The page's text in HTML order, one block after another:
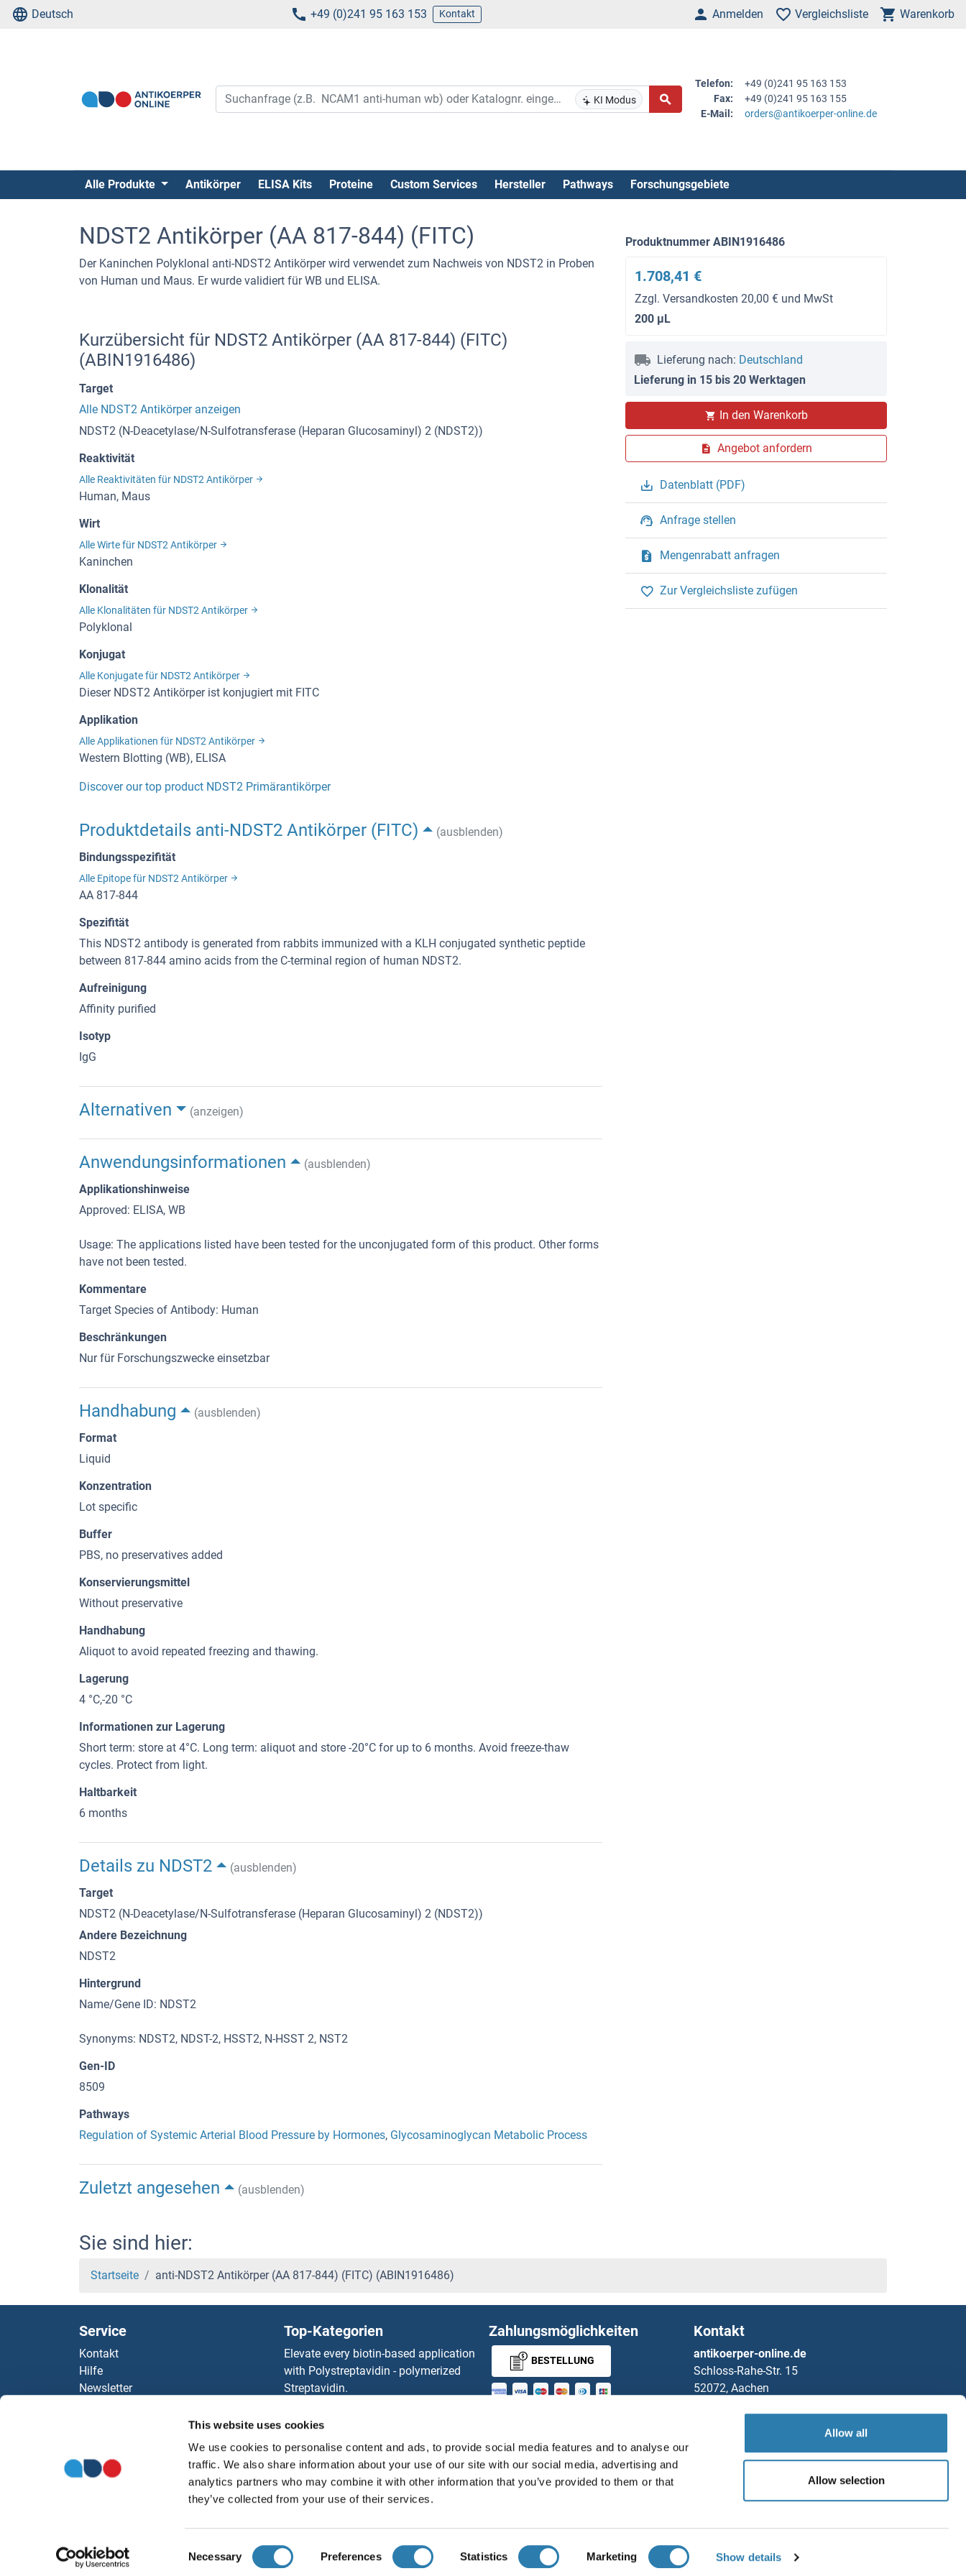
This website uses cookies
We use cookies to personalise content and ads, to provide social media features and to analyse our
traffic. We also share information about your use of our site with our social media, advertising and
analytics partners who may combine it with other information that you’ve provided to them or that
they’ve collected from your use of their services.
Selection
Necessary Preferences Statistics Marketing Show details
Allow all
Allow selection
Deutsch +49 (0)241 95 163 153 Kontakt Anmelden Vergleichsliste Warenkorb
KI Modus
Telefon:
+49 (0)241 95 163 153
Fax:
+49 (0)241 95 163 155
E-Mail:
orders@antikoerper-online.de
Alle Produkte Antikörper ELISA Kits Proteine Custom Services Hersteller Pathways Forschungsgebiete
NDST2 Antikörper (AA 817-844) (FITC)
Der Kaninchen Polyklonal anti-NDST2 Antikörper wird verwendet zum Nachweis von NDST2 in Proben
von Human und Maus. Er wurde validiert für WB und ELISA.
Produktnummer ABIN1916486
1.708,41 €
Zzgl. Versandkosten 20,00 € und MwSt
200 μL
Lieferung nach: Deutschland
Lieferung in 15 bis 20 Werktagen
In den Warenkorb
Angebot anfordern
Datenblatt (PDF)
Anfrage stellen
Mengenrabatt anfragen
Zur Vergleichsliste zufügen
Kurzübersicht für NDST2 Antikörper (AA 817-844) (FITC)
(ABIN1916486)
Target
Alle NDST2 Antikörper anzeigen
NDST2 (N-Deacetylase/N-Sulfotransferase (Heparan Glucosaminyl) 2 (NDST2))
Reaktivität
Alle Reaktivitäten für NDST2 Antikörper
Human, Maus
Wirt
Alle Wirte für NDST2 Antikörper
Kaninchen
Klonalität
Alle Klonalitäten für NDST2 Antikörper
Polyklonal
Konjugat
Alle Konjugate für NDST2 Antikörper
Dieser NDST2 Antikörper ist konjugiert mit FITC
Applikation
Alle Applikationen für NDST2 Antikörper
Western Blotting (WB), ELISA
Discover our top product NDST2 Primärantikörper
Produktdetails anti-NDST2 Antikörper (FITC)
(ausblenden)
Bindungsspezifität
Alle Epitope für NDST2 Antikörper
AA 817-844
Spezifität
This NDST2 antibody is generated from rabbits immunized with a KLH conjugated synthetic peptide
between 817-844 amino acids from the C-terminal region of human NDST2.
Aufreinigung
Affinity purified
Isotyp
IgG
Alternativen (anzeigen)
Anwendungsinformationen
(ausblenden)
Applikationshinweise
Approved: ELISA, WB
Usage: The applications listed have been tested for the unconjugated form of this product. Other forms
have not been tested.
Kommentare
Target Species of Antibody: Human
Beschränkungen
Nur für Forschungszwecke einsetzbar
Handhabung
(ausblenden)
Format
Liquid
Konzentration
Lot specific
Buffer
PBS, no preservatives added
Konservierungsmittel
Without preservative
Handhabung
Aliquot to avoid repeated freezing and thawing.
Lagerung
4 °C,-20 °C
Informationen zur Lagerung
Short term: store at 4°C. Long term: aliquot and store -20°C for up to 6 months. Avoid freeze-thaw
cycles. Protect from light.
Haltbarkeit
6 months
Details zu NDST2
(ausblenden)
Target
NDST2 (N-Deacetylase/N-Sulfotransferase (Heparan Glucosaminyl) 2 (NDST2))
Andere Bezeichnung
NDST2
Hintergrund
Name/Gene ID: NDST2
Synonyms: NDST2, NDST-2, HSST2, N-HSST 2, NST2
Gen-ID
8509
Pathways
Regulation of Systemic Arterial Blood Pressure by Hormones, Glycosaminoglycan Metabolic Process
Zuletzt angesehen (ausblenden)
Sie sind hier:
Startseite anti-NDST2 Antikörper (AA 817-844) (FITC) (ABIN1916486)
Service
Kontakt
Hilfe
Newsletter
Top-Kategorien
Elevate every biotin-based application
with Polystreptavidin - polymerized
Streptavidin.
Rabbit RFP Antibody
Rockland Original products
ELISA Kits
antibodies online purchase process
Unsere Distributoren
Zahlungsmöglichkeiten
BESTELLUNG
Kontakt
antikoerper-online.de
Schloss-Rahe-Str. 15
52072, Aachen
+49 (0)241 95 163 153
+49 (0)241 95 163 155
Rockland Immunochemicals, Inc.
Deutsch Deutschland
Speichern / Teilen